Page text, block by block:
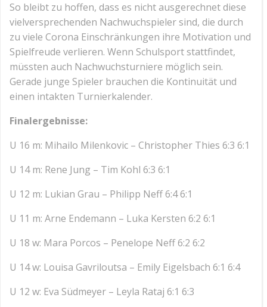
So bleibt zu hoffen, dass es nicht ausgerechnet diese
vielversprechenden Nachwuchspieler sind, die durch
zu viele Corona Einschränkungen ihre Motivation und
Spielfreude verlieren. Wenn Schulsport stattfindet,
müssten auch Nachwuchsturniere möglich sein.
Gerade junge Spieler brauchen die Kontinuität und
einen intakten Turnierkalender.
Finalergebnisse:
U 16 m: Mihailo Milenkovic – Christopher Thies 6:3 6:1
U 14 m: Rene Jung – Tim Kohl 6:3 6:1
U 12 m: Lukian Grau – Philipp Neff 6:4 6:1
U 11 m: Arne Endemann – Luka Kersten 6:2 6:1
U 18 w: Mara Porcos – Penelope Neff 6:2 6:2
U 14 w: Louisa Gavriloutsa – Emily Eigelsbach 6:1 6:4
U 12 w: Eva Südmeyer – Leyla Rataj 6:1 6:3